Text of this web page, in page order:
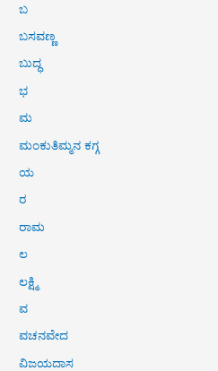
ಬ
ಬಸವಣ್ಣ
ಬುದ್ಧ
ಭ
ಮ
ಮಂಕುತಿಮ್ಮನ ಕಗ್ಗ
ಯ
ರ
ರಾಮ
ಲ
ಲಕ್ಷ್ಮಿ
ವ
ವಚನವೇದ
ವಿಜಯದಾಸ